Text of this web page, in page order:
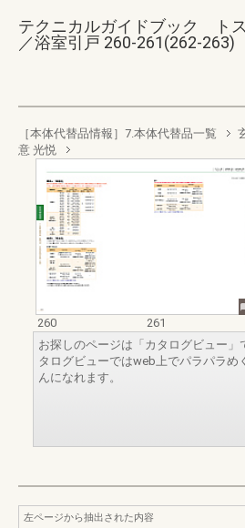
テクニカルガイドブック ト
／浴室引戸 260-261(262-263)
［本体代替品情報］7.本体代替品一覧
意 光悦
260
261
お探しのページは「カタログビュー」
タログビューではweb上でパラパラめ
んになれます。
左ページから抽出された内容